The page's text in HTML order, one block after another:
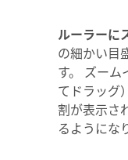
ルーラーに
の細かい目
す。 ズーム
てドラッグ
割が表示さ
るようにな